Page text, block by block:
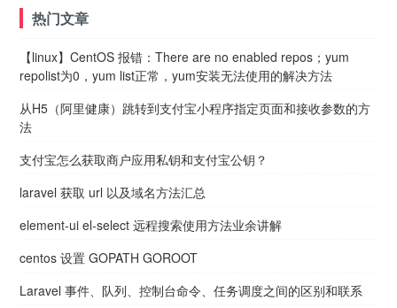
热门文章
【linux】CentOS 报错：There are no enabled repos；yum
repolist为0，yum list正常，yum安装无法使用的解决方法
从H5（阿里健康）跳转到支付宝小程序指定页面和接收参数的方
法
支付宝怎么获取商户应用私钥和支付宝公钥？
laravel 获取 url 以及域名方法汇总
element-ui el-select 远程搜索使用方法业余讲解
centos 设置 GOPATH GOROOT
Laravel 事件、队列、控制台命令、任务调度之间的区别和联系